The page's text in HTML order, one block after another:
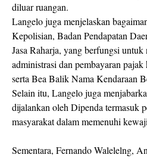
diluar ruangan.
Langelo juga menjelaskan
Kepolisian, Badan Pendapatan
Jasa Raharja, yang berfungsi untuk
administrasi dan pembayaran
serta Bea Balik Nama Kendaraan
Selain itu, Langelo juga
dijalankan oleh Dipenda termasuk
masyarakat dalam memenuhi
Sementara, Fernando Walelelng,